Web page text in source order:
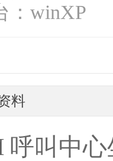
：winXP
料
呼叫中